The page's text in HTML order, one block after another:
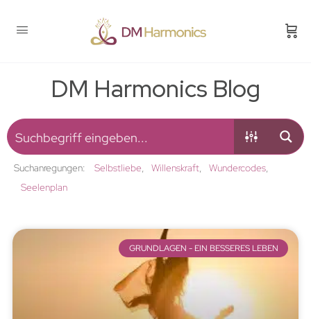
DM Harmonics Blog
Suchanregungen: Selbstliebe Willenskraft
Wundercodes
Seelenplan
GRUNDLAGEN - EIN BESSERES LEBEN